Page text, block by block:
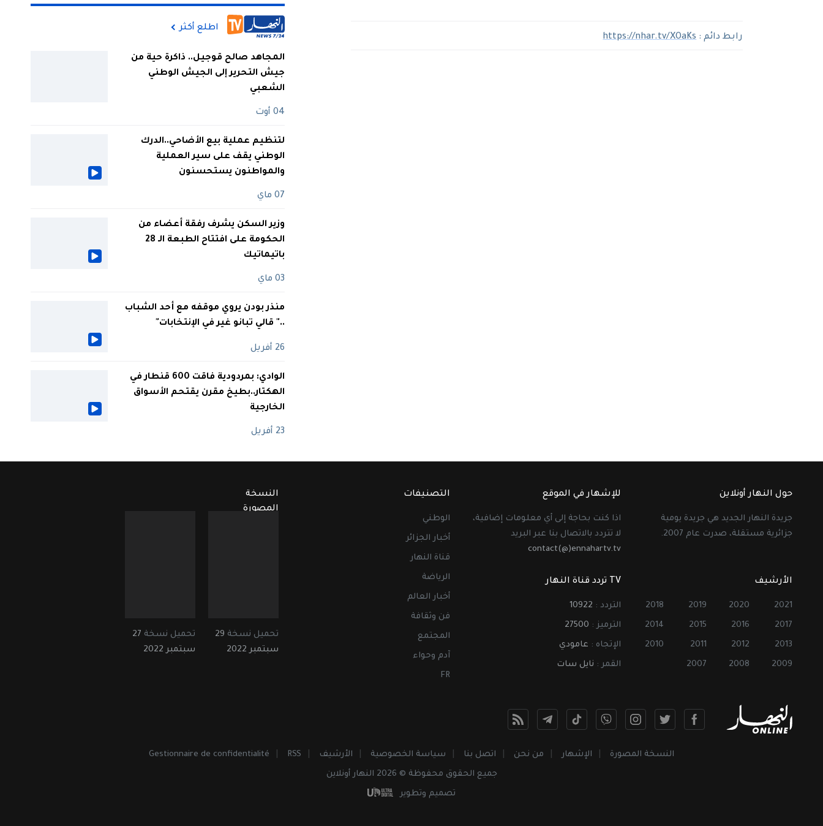
رابط دائم :https://nhar.tv/XOaKs
اطلع أكثر
المجاهد صالح قوجيل.. ذاكرة حية من
جيش التحرير إلى الجيش الوطني
الشعبي
04 أوت
لتنظيم عملية بيع الأضاحي..الدرك
الوطني يقف على سير العملية
والمواطنون يستحسنون
07 ماي
وزير السكن يشرف رفقة أعضاء من
الحكومة على افتتاح الطبعة الـ 28
باتيماتيك
03 ماي
منذر بودن يروي موقفه مع أحد الشباب
.." قالي تبانو غير في الإنتخابات"
26 أفريل
الوادي: بمردودية فاقت 600 قنطار في
الهكتار..بطيخ مقرن يقتحم الأسواق
الخارجية
23 أفريل
حول النهار أونلاين
جريدة النهار الجديد هي جريدة يومية
جزائرية مستقلة، صدرت عام 2007.
للإشهار في الموقع
اذا كنت بحاجة إلى أي معلومات إضافية،
لا تتردد بالاتصال بنا عبر البريد
contact(@)ennahartv.tv
الأرشيف
2021
2020
2019
2018
2017
2016
2015
2014
2013
2012
2011
2010
2009
2008
2007
TV تردد قناة النهار
التردد : 10922
الترميز : 27500
الإتجاه : عامودي
القمر : نايل سات
التصنيفات
الوطني
أخبار الجزائر
قناة النهار
الرياضة
أخبار العالم
فن وثقافة
المجتمع
آدم وحواء
FR
النسخة
المصورة
تحميل نسخة 29
سبتمبر 2022
تحميل نسخة 27
سبتمبر 2022
النسخة المصورة الإشهار من نحن اتصل بنا سياسة الخصوصية الأرشيف RSS
Gestionnaire de confidentialité
جميع الحقوق محفوظة © 2026 النهار أونلاين
تصميم وتطوير